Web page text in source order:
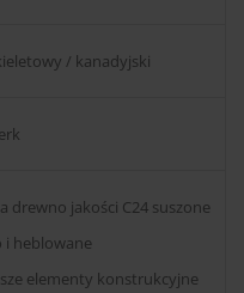
/ kanadyjski
drewno jakości C24 suszone
heblowane
elementy konstrukcyjne